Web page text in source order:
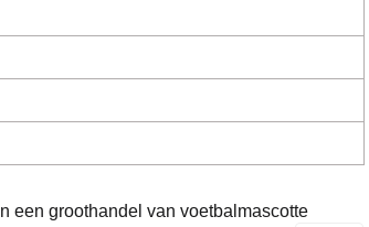
een groothandel van voetbalmascotte